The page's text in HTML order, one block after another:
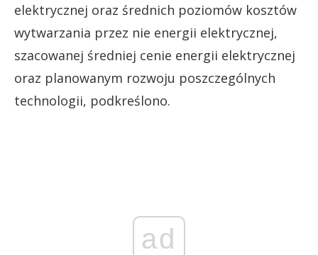
elektrycznej oraz średnich poziomów kosztów
wytwarzania przez nie energii elektrycznej,
szacowanej średniej cenie energii elektrycznej
oraz planowanym rozwoju poszczególnych
technologii, podkreślono.
ad